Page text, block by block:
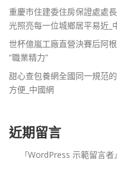
重慶市住建委住房保證處處
光照亮每一位城鄉居平易近_
世杯億嵐工廠直營決賽后阿
“職業精力”
甜心查包養網全國同一規范
方便_中國網
近期留言
「WordPress 示範留言者